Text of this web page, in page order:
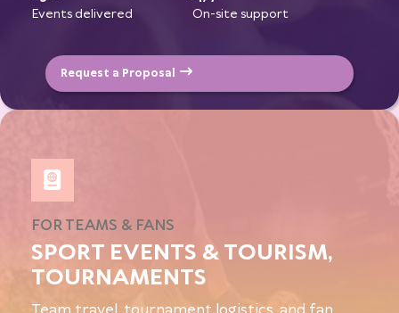
Events delivered
On-site support
Request a Proposal
FOR TEAMS & FANS
SPORT EVENTS & TOURISM,
TOURNAMENTS